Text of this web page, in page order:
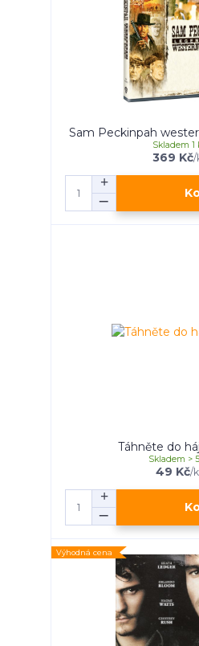
Sam Peckinpah
369 Kč/
Skladem 1
Táhněte do
49 Kč/
Skladem >
Výhodná cena